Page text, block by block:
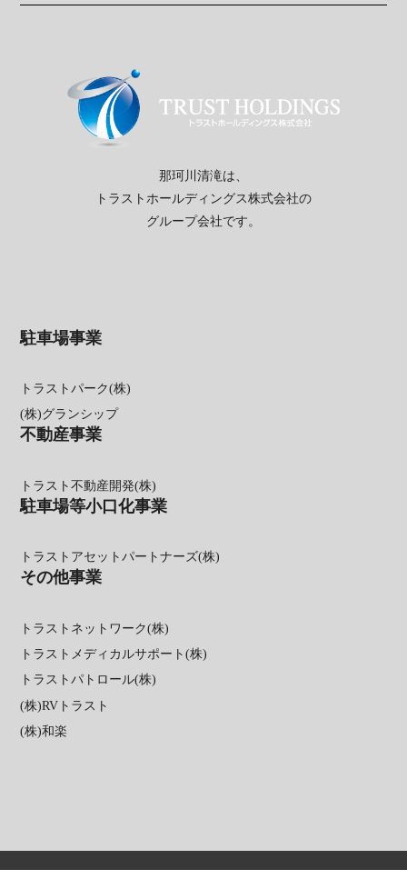
那珂川清滝は、
トラストホールディングス株式会社の
グループ会社です。
駐車場事業
トラストパーク(株)
(株)グランシップ
不動産事業
トラスト不動産開発(株)
駐車場等小口化事業
トラストアセットパートナーズ(株)
その他事業
トラストネットワーク(株)
トラストメディカルサポート(株)
トラストパトロール(株)
(株)RVトラスト
(株)和楽